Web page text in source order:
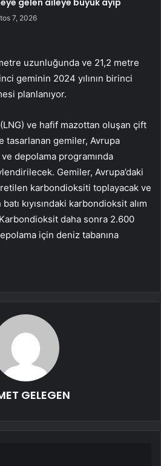
gelen aileye büyük ayıp
7, 2026
uzunluğunda ve 21,2 metre
geminin 2024 yılının birinci
planlanıyor.
(LNG) ve hafif mazottan oluşan çift
tasarlanan gemiler, Avrupa
depolama programında
Gemiler, Avrupa’daki
karbondioksiti toplayacak ve
kıyısındaki karbondioksit alım
daha sonra 2.600
için deniz tabanına
GELEGEN